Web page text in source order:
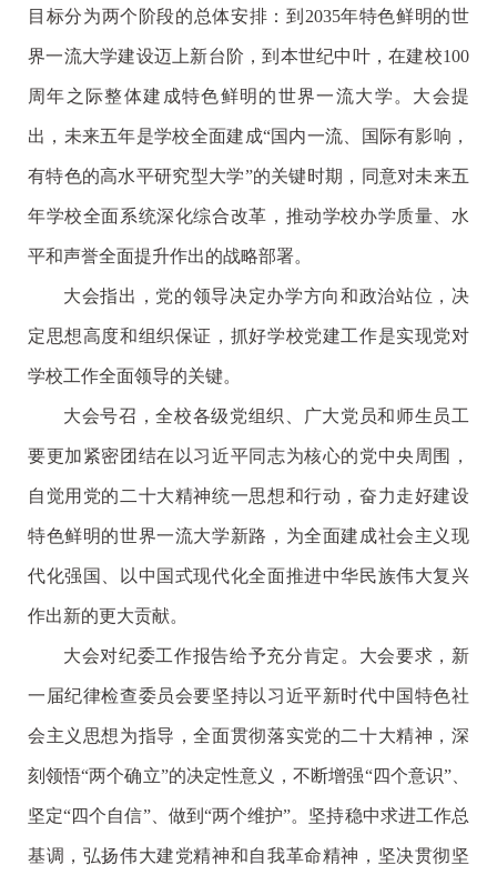
目标分为两个阶段的总体安排：到2035年特色鲜明的世
界一流大学建设迈上新台阶，到本世纪中叶，在建校100
周年之际整体建成特色鲜明的世界一流大学。大会提
出，未来五年是学校全面建成“国内一流、国际有影响，
有特色的高水平研究型大学”的关键时期，同意对未来五
年学校全面系统深化综合改革，推动学校办学质量、水
平和声誉全面提升作出的战略部署。
大会指出，党的领导决定办学方向和政治站位，决
定思想高度和组织保证，抓好学校党建工作是实现党对
学校工作全面领导的关键。
大会号召，全校各级党组织、广大党员和师生员工
要更加紧密团结在以习近平同志为核心的党中央周围，
自觉用党的二十大精神统一思想和行动，奋力走好建设
特色鲜明的世界一流大学新路，为全面建成社会主义现
代化强国、以中国式现代化全面推进中华民族伟大复兴
作出新的更大贡献。
大会对纪委工作报告给予充分肯定。大会要求，新
一届纪律检查委员会要坚持以习近平新时代中国特色社
会主义思想为指导，全面贯彻落实党的二十大精神，深
刻领悟“两个确立”的决定性意义，不断增强“四个意识”、
坚定“四个自信”、做到“两个维护”。坚持稳中求进工作总
基调，弘扬伟大建党精神和自我革命精神，坚决贯彻坚